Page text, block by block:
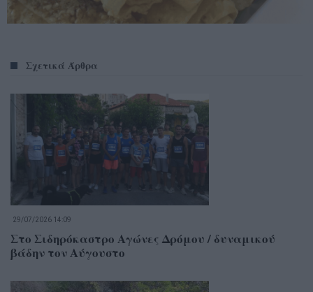
Σχετικά Άρθρα
29/07/2026 14:09
Στο Σιδηρόκαστρο Αγώνες Δρόμου / δυναμικού
βάδην τον Αύγουστο